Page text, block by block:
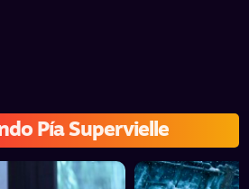
Pía Supervielle